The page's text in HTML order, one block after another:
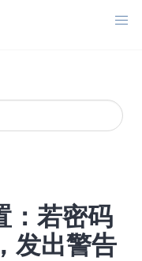
：若密码
发出警告